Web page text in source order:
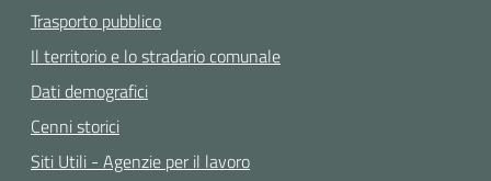
Trasporto pubblico
Il territorio e lo stradario comunale
Dati demografici
Cenni storici
Siti Utili - Agenzie per il lavoro